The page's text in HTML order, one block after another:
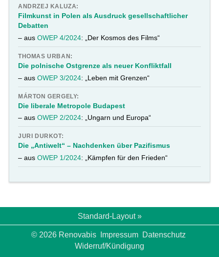
ANDRZEJ KALUZA:
Filmkunst in Polen als Ausdruck gesellschaftlicher
Debatten
– ausOWEP 4/2024: „Der Kosmos des Films“
THOMAS URBAN:
Die polnische Ostgrenze als neuer Konfliktfall
– ausOWEP 3/2024: „Leben mit Grenzen“
MÁRTON GERGELY:
Die liberale Metropole Budapest
– ausOWEP 2/2024: „Ungarn und Europa“
JURI DURKOT:
Die „Antiwelt“ – Nachdenken über Pazifismus
– ausOWEP 1/2024: „Kämpfen für den Frieden“
Standard-Layout »
© 2026 Renovabis Impressum Datenschutz
Widerruf/Kündigung